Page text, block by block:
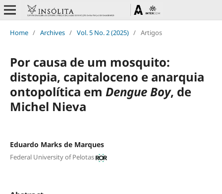
Home / Archives / Vol. 5 No. 2 (2025) / Artigos
Por causa de um mosquito:
distopia, capitaloceno e anarquia
ontopolítica em Dengue Boy, de
Michel Nieva
Eduardo Marks de Marques
Federal University of Pelotas